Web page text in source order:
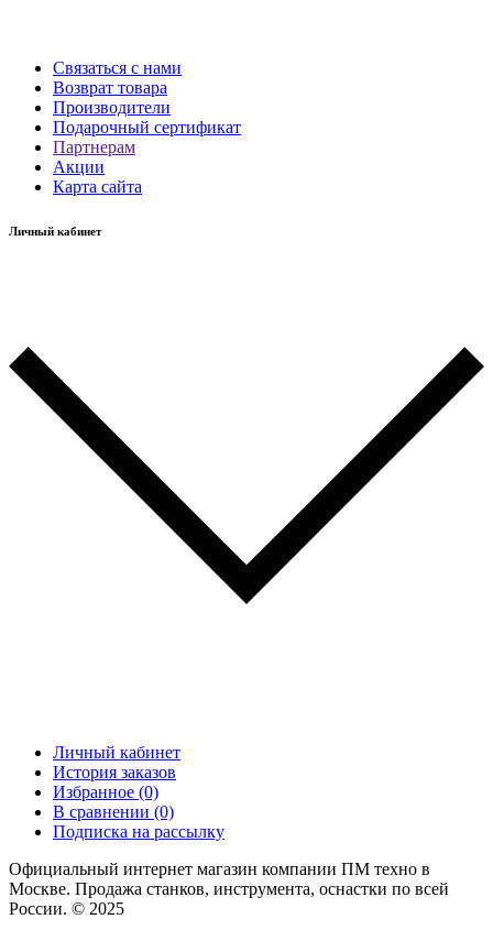
Связаться с нами
Возврат товара
Производители
Подарочный сертификат
Партнерам
Акции
Карта сайта
Личный кабинет
Личный кабинет
История заказов
Избранное (0)
В сравнении (0)
Подписка на рассылку
Официальный интернет магазин компании ПМ техно в
Москве. Продажа станков, инструмента, оснастки по всей
России. © 2025